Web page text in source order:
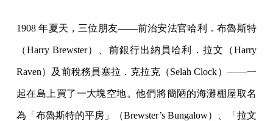
1908 年夏天，三位朋友——前治安法官哈利．布魯斯特
（Harry Brewster）、前銀行出納員哈利．拉文（Harry
Raven）及前稅務員塞拉．克拉克（Selah Clock）——一
起在島上買了一大塊空地。他們將簡陋的海灘棚屋取名
為「布魯斯特的平房」（Brewster’s Bungalow）、「拉文